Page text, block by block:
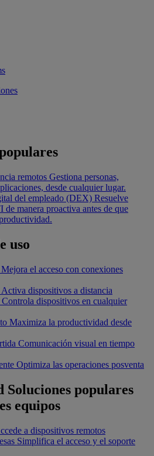
remotos Gestiona personas,
desde cualquier lugar.
del empleado (DEX) Resuelve
de manera proactiva antes de que
uso
Mejora el acceso con conexiones
Activa dispositivos a distancia
Controla dispositivos en cualquier
Maximiza la productividad desde
Comunicación visual en tiempo
Optimiza las operaciones posventa
Soluciones populares
equipos
a dispositivos remotos
Simplifica el acceso y el soporte